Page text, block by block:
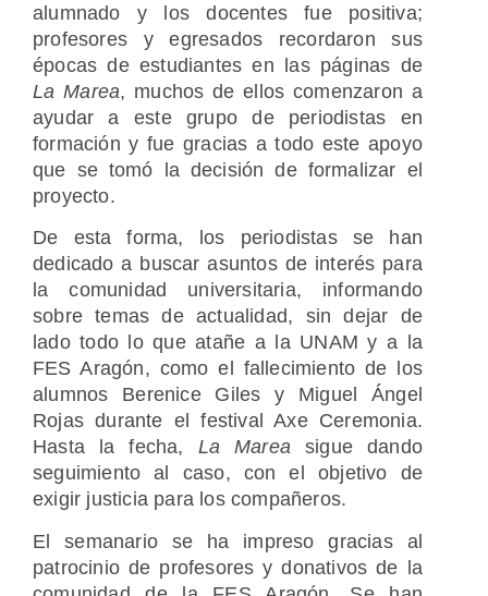
alumnado y los docentes fue positiva;
profesores y egresados recordaron sus
épocas de estudiantes en las páginas de
La Marea, muchos de ellos comenzaron a
ayudar a este grupo de periodistas en
formación y fue gracias a todo este apoyo
que se tomó la decisión de formalizar el
proyecto.
De esta forma, los periodistas se han
dedicado a buscar asuntos de interés para
la comunidad universitaria, informando
sobre temas de actualidad, sin dejar de
lado todo lo que atañe a la UNAM y a la
FES Aragón, como el fallecimiento de los
alumnos Berenice Giles y Miguel Ángel
Rojas durante el festival Axe Ceremonia.
Hasta la fecha, La Marea sigue dando
seguimiento al caso, con el objetivo de
exigir justicia para los compañeros.
El semanario se ha impreso gracias al
patrocinio de profesores y donativos de la